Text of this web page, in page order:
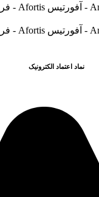
نماد اعتماد الکترونیک